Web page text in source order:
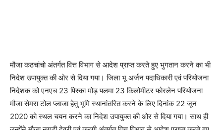
मौजा कठचांचो अंतर्गत वित्त विभाग से आदेश प्राप्त करते हुए भुगतान करने का भी
निदेश उपायुक्त की ओर से दिया गया। जिला भू अर्जन पदाधिकारी एवं परियोजना
निदेशक को एनएच 23 पिस्का मोड़ पलमा 23 किलोमीटर फोरलेन परियोजना
मौजा सेमरा टोल प्लाजा हेतु भूमि स्थानांतरित करने के लिए दिनांक 22 जून
2020 को स्थल चयन करने का निदेश उपायुक्त की ओर से दिया गया। साथ ही